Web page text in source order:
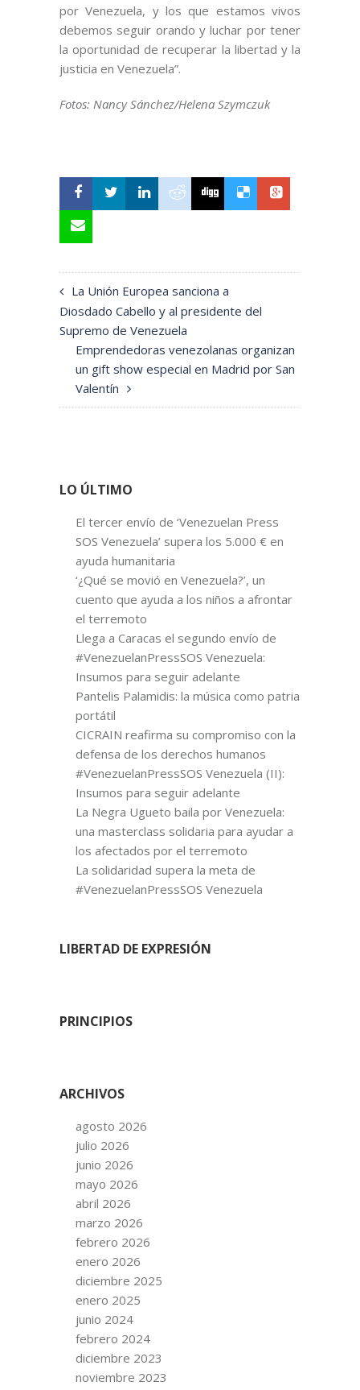
por Venezuela, y los que estamos vivos
debemos seguir orando y luchar por tener
la oportunidad de recuperar la libertad y la
justicia en Venezuela”.
Fotos: Nancy Sánchez/Helena Szymczuk
La Unión Europea sanciona a
Diosdado Cabello y al presidente del
Supremo de Venezuela
Emprendedoras venezolanas organizan
un gift show especial en Madrid por San
Valentín
LO ÚLTIMO
El tercer envío de ‘Venezuelan Press
SOS Venezuela’ supera los 5.000 € en
ayuda humanitaria
‘¿Qué se movió en Venezuela?’, un
cuento que ayuda a los niños a afrontar
el terremoto
Llega a Caracas el segundo envío de
#VenezuelanPressSOS Venezuela:
Insumos para seguir adelante
Pantelis Palamidis: la música como patria
portátil
CICRAIN reafirma su compromiso con la
defensa de los derechos humanos
#VenezuelanPressSOS Venezuela (II):
Insumos para seguir adelante
La Negra Ugueto baila por Venezuela:
una masterclass solidaria para ayudar a
los afectados por el terremoto
La solidaridad supera la meta de
#VenezuelanPressSOS Venezuela
LIBERTAD DE EXPRESIÓN
PRINCIPIOS
ARCHIVOS
agosto 2026
julio 2026
junio 2026
mayo 2026
abril 2026
marzo 2026
febrero 2026
enero 2026
diciembre 2025
enero 2025
junio 2024
febrero 2024
diciembre 2023
noviembre 2023